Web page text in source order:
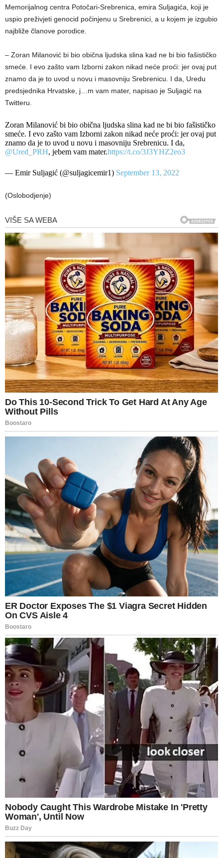
Memorijalnog centra Potočari-Srebrenica, emira Suljagića, koji je
uspio preživjeti genocid počinjenu u Srebrenici, a u kojem je izgubio
najbliže članove porodice.
– Zoran Milanović bi bio obična ljudska slina kad ne bi bio fašističko
smeće. I evo zašto vam Izborni zakon nikad neće proći: jer ovaj put
znamo da je to uvod u novu i masovniju Srebrenicu. I da, Uredu
predsjednika Hrvatske, j…m vam mater, napisao je Suljagić na
Twitteru.
Zoran Milanović bi bio obična ljudska slina kad ne bi bio fašističko
smeće. I evo zašto vam Izborni zakon nikad neće proći: jer ovaj put
znamo da je to uvod u novu i masovniju Srebrenicu. I da,
@Ured_PRH, jebem vam mater.https://t.co/3J3YHZ2eo3
— Emir Suljagić (@suljagicemir1) September 13, 2022
(Oslobodjenje)